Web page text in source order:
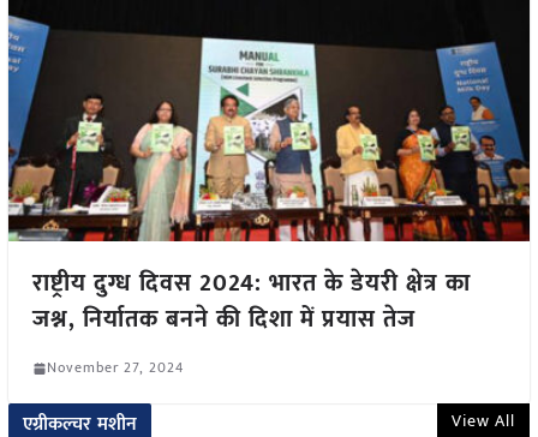
राष्ट्रीय दुग्ध दिवस 2024: भारत के डेयरी क्षेत्र का
जश्न, निर्यातक बनने की दिशा में प्रयास तेज
November 27, 2024
एग्रीकल्चर मशीन View All